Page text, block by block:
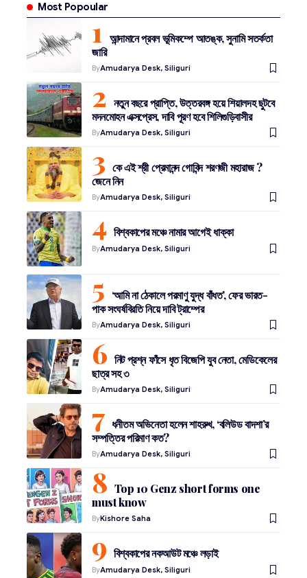
Most Popoular
আন্দামানে প্রবল ভূমিকম্পে আতঙ্ক, সুনামি সতর্কতা
জারি
ByAmudarya Desk, Siliguri
নতুন বছরে প্রাপ্তি, উত্তরবঙ্গ হয়ে শিয়ালদহ ছুটবে
মদনমোহন এক্সপ্রেস, দাবি পূরণ হবে শিলিগুড়িবাসীর
ByAmudarya Desk, Siliguri
কে এই শ্রী প্রেমানন্দ গোবিন্দ শরণজী মহারাজ ?
জেনে নিন
ByAmudarya Desk, Siliguri
বিশ্বকাপের মঞ্চে নামার আগেই ধাক্কা
ByAmudarya Desk, Siliguri
‘আমি না ঠেকালে পরমাণু যুদ্ধ বাঁধত’, ফের ভারত-
পাক সংঘর্ষবিরতি নিয়ে দাবি ট্রাম্পের
ByAmudarya Desk, Siliguri
নিট প্রশ্ন ফাঁসে ধৃত বিজেপি যুব নেতা, মেডিকেলের
ছাত্র সহ ৩
ByAmudarya Desk, Siliguri
ধনীতম অভিনেতা হলেন শাহরুখ, ‘বলিউড বাদশা’র
সম্পত্তির পরিমাণ কত?
ByAmudarya Desk, Siliguri
Top 10 Genz short forms one
must know
ByKishore Saha
বিশ্বকাপের নকআউট মঞ্চে লড়াই
ByAmudarya Desk, Siliguri